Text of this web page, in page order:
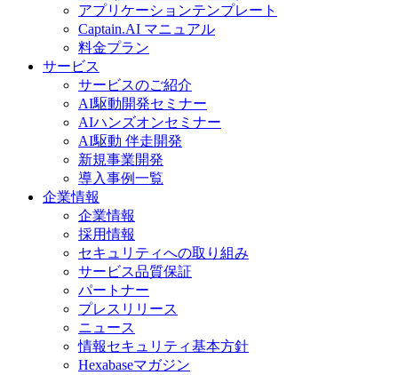
アプリケーションテンプレート
Captain.AI マニュアル
料金プラン
サービス
サービスのご紹介
AI駆動開発セミナー
AIハンズオンセミナー
AI駆動 伴走開発
新規事業開発
導入事例一覧
企業情報
企業情報
採用情報
セキュリティへの取り組み
サービス品質保証
パートナー
プレスリリース
ニュース
情報セキュリティ基本方針
Hexabaseマガジン